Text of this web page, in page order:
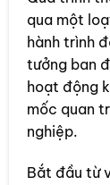
qua một
hành trình
tưởng ban
hoạt động
mốc quan
nghiệp.
Bắt đầu từ